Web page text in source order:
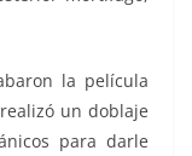
la película
un doblaje
para darle